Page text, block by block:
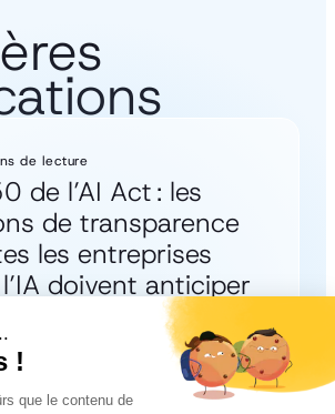
de lecture
de l’AI Act : les
de transparence
les entreprises
doivent anticiper
Annonce 3 mins de lecture